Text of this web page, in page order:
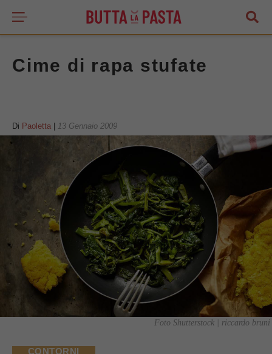
Cime di rapa stufate
Di Paoletta 13 Gennaio 2009
Foto Shutterstock | riccardo bruni
CONTORNI